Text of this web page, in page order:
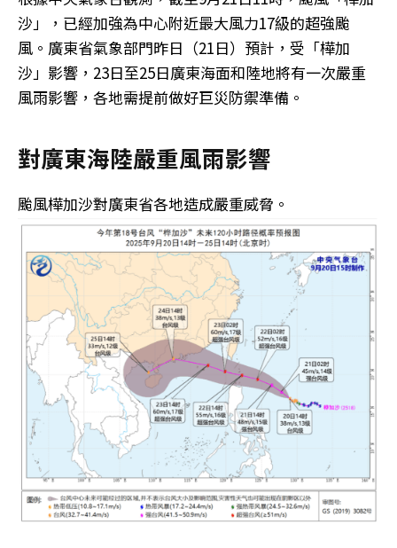
沙」，已經加強為中心附近最大風力17級的超強颱
風。廣東省氣象部門昨日（21日）預計，受「樺加
沙」影響，23日至25日廣東海面和陸地將有一次嚴重
風雨影響，各地需提前做好巨災防禦準備。
對廣東海陸嚴重風雨影響
颱風樺加沙對廣東省各地造成嚴重威脅。